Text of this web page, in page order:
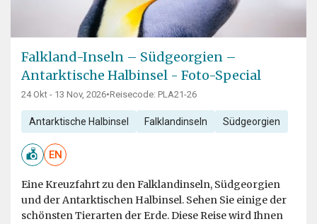
Falkland-Inseln – Südgeorgien –
Antarktische Halbinsel - Foto-Special
24 Okt - 13 Nov, 2026•Reisecode: PLA21-26
Antarktische Halbinsel Falklandinseln Südgeorgien
EN
Eine Kreuzfahrt zu den Falklandinseln, Südgeorgien
und der Antarktischen Halbinsel. Sehen Sie einige der
schönsten Tierarten der Erde. Diese Reise wird Ihnen